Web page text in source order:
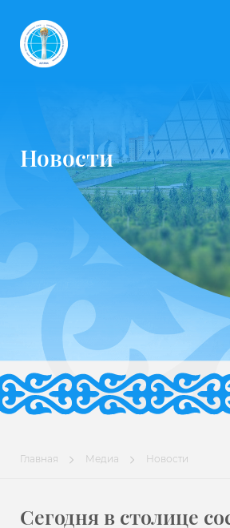
Новости
Главная Медиа Новости
Сегодня в столице